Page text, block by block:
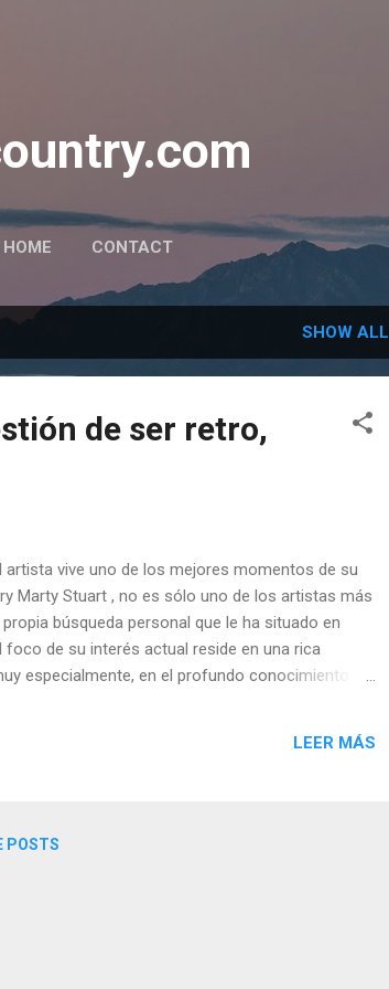
HOME CONTACT
SHOW ALL
de ser retro,
artista vive uno de los mejores momentos de su
Marty Stuart , no es sólo uno de los artistas más
búsqueda personal que le ha situado en
de su interés actual reside en una rica
especialmente, en el profundo conocimiento
LEER MÁS
POSTS